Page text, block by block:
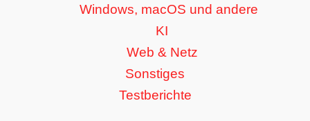
Windows, macOS und andere
KI
Web & Netz
Sonstiges
Testberichte